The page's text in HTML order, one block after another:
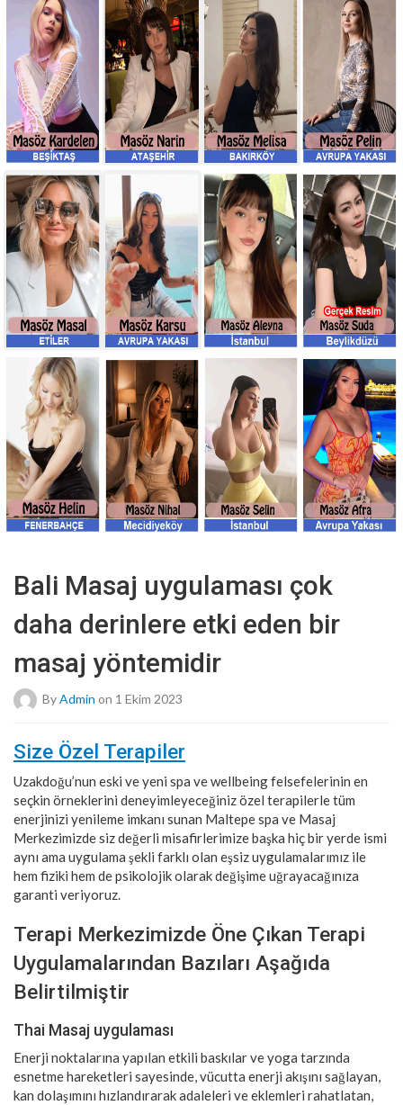
Bali Masaj uygulaması çok
daha derinlere etki eden bir
masaj yöntemidir
ByAdmin on 1 Ekim 2023
Size Özel Terapiler
Uzakdoğu’nun eski ve yeni spa ve wellbeing felsefelerinin en
seçkin örneklerini deneyimleyeceğiniz özel terapilerle tüm
enerjinizi yenileme imkanı sunan Maltepe spa ve Masaj
Merkezimizde siz değerli misafirlerimize başka hiç bir yerde ismi
aynı ama uygulama şekli farklı olan eşsiz uygulamalarımız ile
hem fiziki hem de psikolojik olarak değişime uğrayacağınıza
garanti veriyoruz.
Terapi Merkezimizde Öne Çıkan Terapi
Uygulamalarından Bazıları Aşağıda
Belirtilmiştir
Thai Masaj uygulaması
Enerji noktalarına yapılan etkili baskılar ve yoga tarzında
esnetme hareketleri sayesinde, vücutta enerji akışını sağlayan,
kan dolaşımını hızlandırarak adaleleri ve eklemleri rahatlatan,